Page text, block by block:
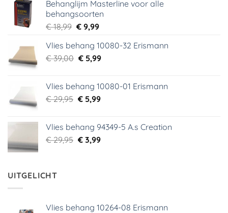
Behanglijm Masterline voor alle
behangsoorten
€18,99 Oorspronkelijke
was:
€ 18,99.
€9,99Huidige
is:
€ 9,99.
Vlies behang 10080-32 Erismann
€39,00 Oorspronkelijke
€ 39,00.
€5,99Huidige
€ 5,99.
Vlies behang 10080-01 Erismann
€29,95 Oorspronkelijke
€ 29,95.
€5,99Huidige
€ 5,99.
Vlies behang 94349-5 A.s Creation
€29,95 Oorspronkelijke
€3,99Huidige
UITGELICHT
Vlies behang 10264-08 Erismann